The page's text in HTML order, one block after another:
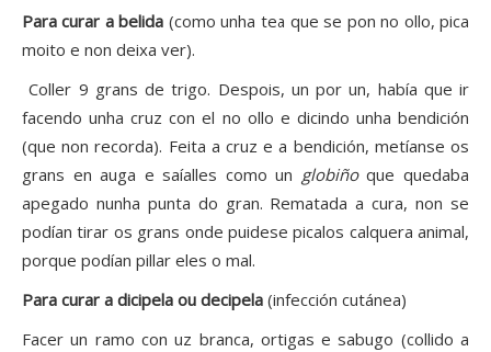
Para curar a belida (como unha tea que se pon no ollo, pica
moito e non deixa ver).
Coller 9 grans de trigo. Despois, un por un, había que ir
facendo unha cruz con el no ollo e dicindo unha bendición
(que non recorda). Feita a cruz e a bendición, metíanse os
grans en auga e saíalles como un globiñoque quedaba
apegado nunha punta do gran. Rematada a cura, non se
podían tirar os grans onde puidese picalos calquera animal,
porque podían pillar eles o mal.
Para curar a dicipela ou decipela (infección cutánea)
Facer un ramo con uz branca, ortigas e sabugo (collido a